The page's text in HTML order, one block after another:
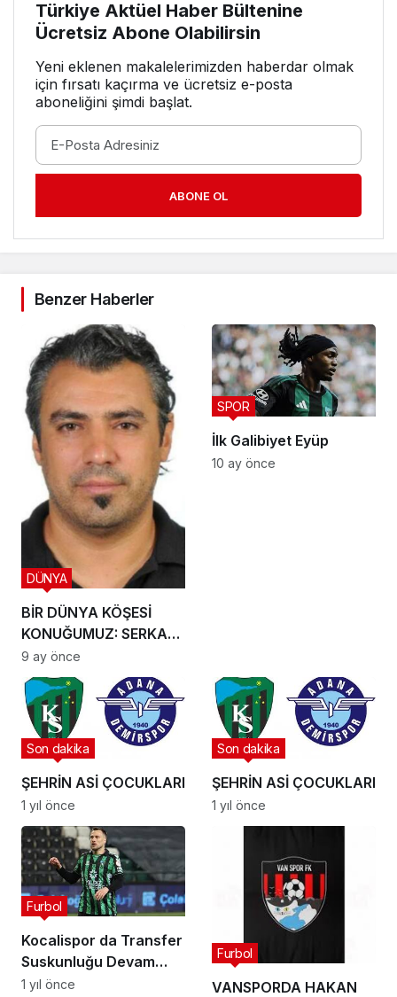
Türkiye Aktüel Haber Bültenine
Ücretsiz Abone Olabilirsin
Yeni eklenen makalelerimizden haberdar olmak
için fırsatı kaçırma ve ücretsiz e-posta
aboneliğini şimdi başlat.
ABONE OL
Benzer Haberler
BİR DÜNYA KÖŞESİ
KONUĞUMUZ: SERKAN
KIPÇAK
DÜNYA
9 ay önce
İlk Galibiyet Eyüp
SPOR
10 ay önce
ŞEHRİN ASİ ÇOCUKLARI
Son dakika
1 yıl önce
ŞEHRİN ASİ ÇOCUKLARI
Son dakika
1 yıl önce
Kocalispor da Transfer
Suskunluğu Devam
Ediyor
Furbol
1 yıl önce
VANSPORDA HAKAN
Furbol